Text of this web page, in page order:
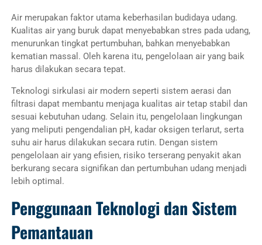
Air merupakan faktor utama keberhasilan budidaya udang.
Kualitas air yang buruk dapat menyebabkan stres pada udang,
menurunkan tingkat pertumbuhan, bahkan menyebabkan
kematian massal. Oleh karena itu, pengelolaan air yang baik
harus dilakukan secara tepat.
Teknologi sirkulasi air modern seperti sistem aerasi dan
filtrasi dapat membantu menjaga kualitas air tetap stabil dan
sesuai kebutuhan udang. Selain itu, pengelolaan lingkungan
yang meliputi pengendalian pH, kadar oksigen terlarut, serta
suhu air harus dilakukan secara rutin. Dengan sistem
pengelolaan air yang efisien, risiko terserang penyakit akan
berkurang secara signifikan dan pertumbuhan udang menjadi
lebih optimal.
Penggunaan Teknologi dan Sistem
Pemantauan